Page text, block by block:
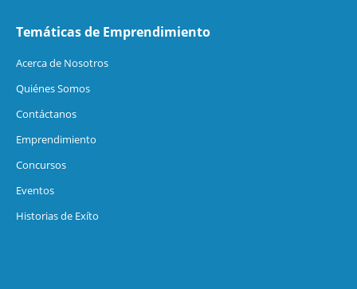
Temáticas de Emprendimiento
Acerca de Nosotros
Quiénes Somos
Contáctanos
Emprendimiento
Concursos
Eventos
Historias de Exíto